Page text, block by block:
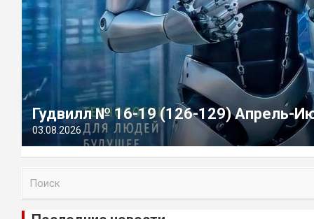
Гудвилл № 16-19 (126-129) Апрель-
03.08.2026
и